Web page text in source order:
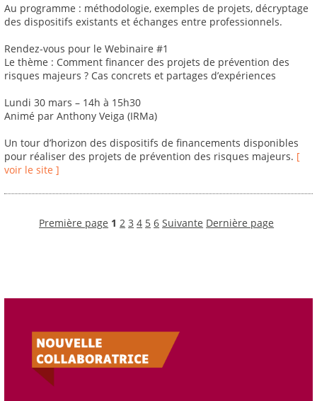
Au programme : méthodologie, exemples de projets, décryptage
des dispositifs existants et échanges entre professionnels.
Rendez-vous pour le Webinaire #1
Le thème : Comment financer des projets de prévention des
risques majeurs ? Cas concrets et partages d’expériences
Lundi 30 mars – 14h à 15h30
Animé par Anthony Veiga (IRMa)
Un tour d’horizon des dispositifs de financements disponibles
pour réaliser des projets de prévention des risques majeurs. [
voir le site ]
Première page 1 2 3 4 5 6 Suivante Dernière page